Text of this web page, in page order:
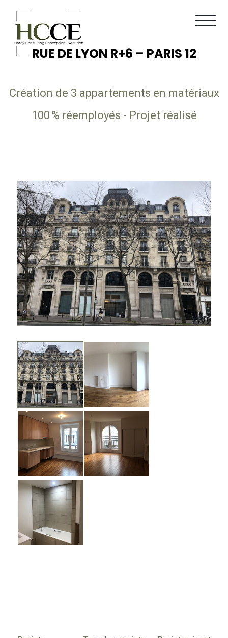
RUE DE LYON R+6 – PARIS 12
Création de 3 appartements en matériaux
100 % réemployés - Projet réalisé